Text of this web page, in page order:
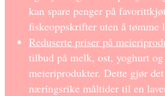
kan spare penger på
fiskeoppskrifter uten å tømme
Reduserte priser på
tilbud på melk, ost, yoghurt og
meieriprodukter. Dette gjør
næringsrike måltider til en